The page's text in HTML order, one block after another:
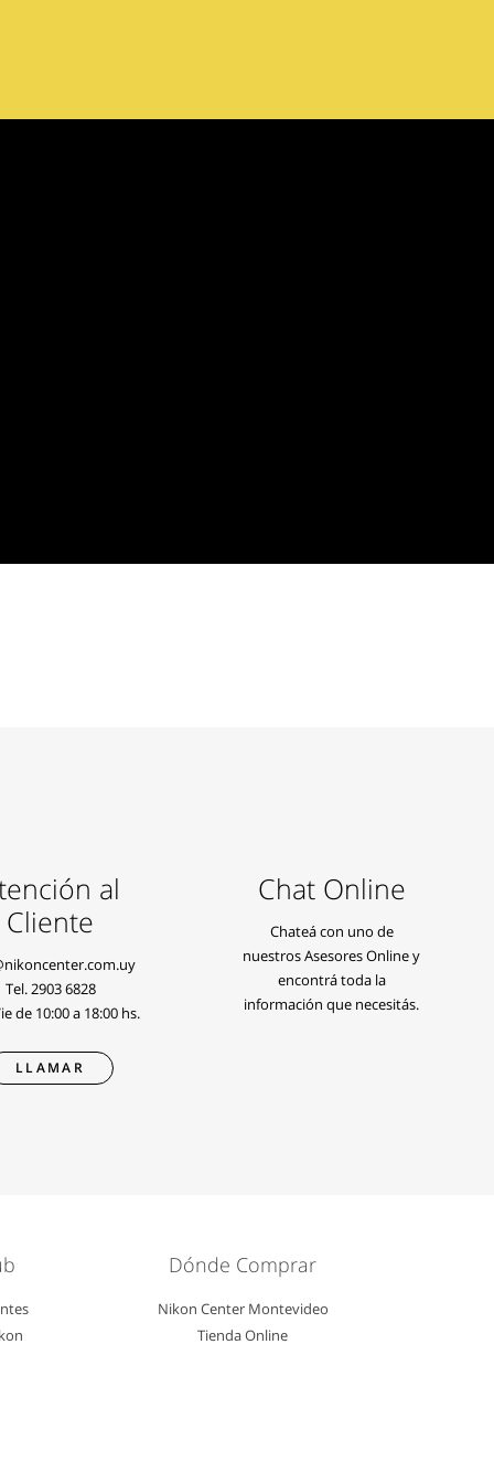
al
Cliente
Tel.2903 6828
de 10:00 a 18:00 hs.
LLAMAR
Chat Online
Chateá con uno de
nuestros Asesores Online y
encontrá toda la
información que necesitás.
Dónde Comprar
Nikon Center Montevideo
Tienda Online